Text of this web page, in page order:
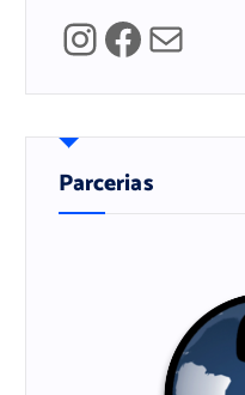
InstagramFacebook Mail
Parcerias